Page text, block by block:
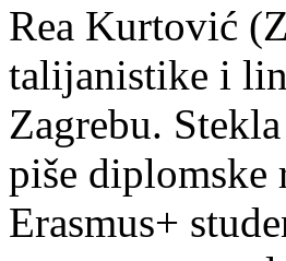
Rea Kurtović
talijanistike i
Zagrebu.
piše diplomske
Erasmus+